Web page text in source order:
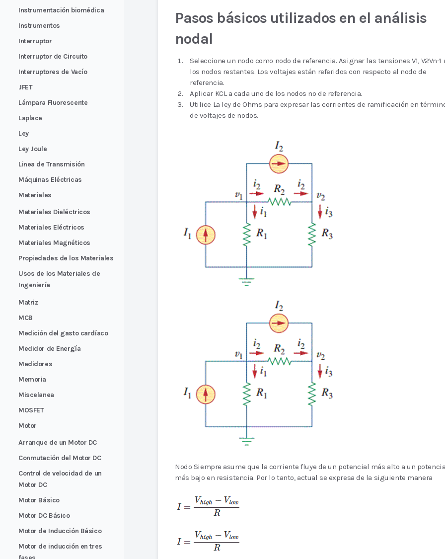
Instrumentación biomédica
Instrumentos
Interruptor
Interruptor de Circuito
Interruptores de Vacío
JFET
Lámpara Fluorescente
Laplace
Ley
Ley Joule
Linea de Transmisión
Máquinas Eléctricas
Materiales
Materiales Dieléctricos
Materiales Eléctricos
Materiales Magnéticos
Propiedades de los Materiales
Usos de los Materiales de
Ingeniería
Matriz
MCB
Medición del gasto cardíaco
Medidor de Energía
Medidores
Memoria
Miscelanea
MOSFET
Motor
Arranque de un Motor DC
Conmutación del Motor DC
Control de velocidad de un
Motor DC
Motor Básico
Motor DC Básico
Motor de Inducción Básico
Motor de inducción en tres
Pasos básicos utilizados en el análisis
nodal
Seleccione un nodo como nodo de referencia. Asignar las tensiones V1, V2Vn-1
los nodos restantes. Los voltajes están referidos con respecto al nodo de
referencia.
Aplicar KCL a cada uno de los nodos no de referencia.
Utilice La ley de Ohms para expresar las corrientes de ramificación en
de voltajes de nodos.
Nodo Siempre asume que la corriente fluye de un potencial más alto a un
más bajo en resistencia. Por lo tanto, actual se expresa de la siguiente manera